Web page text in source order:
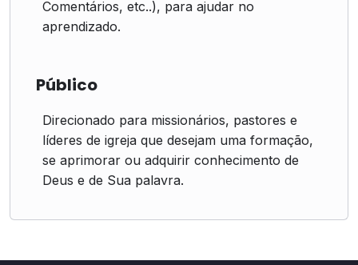
Comentários, etc..), para ajudar no
aprendizado.
Público
Direcionado para missionários, pastores e
líderes de igreja que desejam uma formação,
se aprimorar ou adquirir conhecimento de
Deus e de Sua palavra.